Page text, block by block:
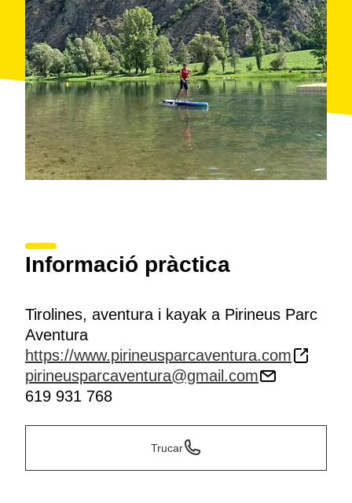
Informació pràctica
Tirolines, aventura i kayak a Pirineus Parc
Aventura
https://www.pirineusparcaventura.com
pirineusparcaventura@gmail.com
619 931 768
Trucar